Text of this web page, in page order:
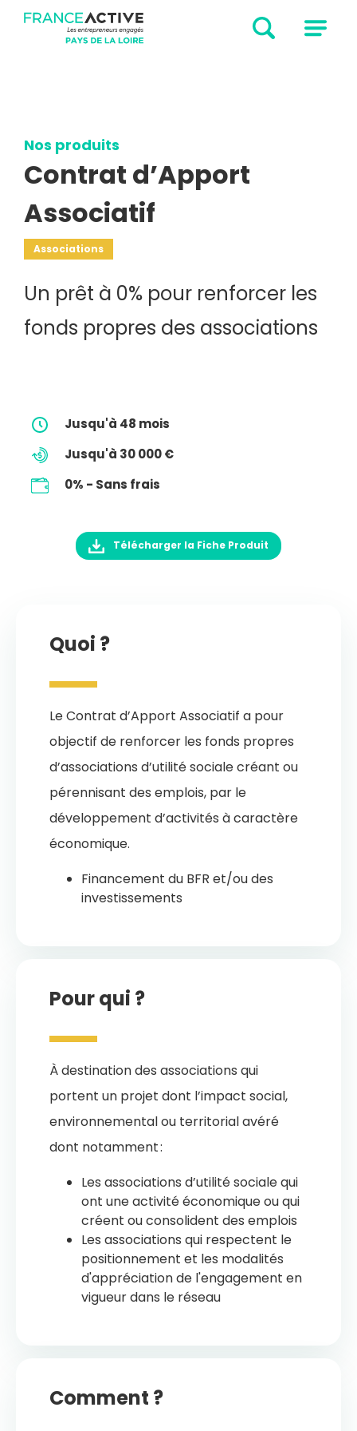
Nos produits
Contrat d’Apport
Associatif
Associations
Un prêt à 0% pour renforcer les
fonds propres des associations
Jusqu'à 48 mois
Jusqu'à 30 000 €
0% - Sans frais
Télécharger la Fiche Produit
Quoi ?
Le Contrat d’Apport Associatif a pour
objectif de renforcer les fonds propres
d’associations d’utilité sociale créant ou
pérennisant des emplois, par le
développement d’activités à caractère
économique.
Financement du BFR et/ou des
investissements
Pour qui ?
À destination des associations qui
portent un projet dont l’impact social,
environnemental ou territorial avéré
dont notamment :
Les associations d’utilité sociale qui
ont une activité économique ou qui
créent ou consolident des emplois
Les associations qui respectent le
positionnement et les modalités
d'appréciation de l'engagement en
vigueur dans le réseau
Comment ?